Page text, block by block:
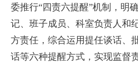
委推行“四责六提醒”机制，明
记、班子成员、科室负责人和
方责任，综合运用提任谈话、
话等六种提醒方式，实现监督